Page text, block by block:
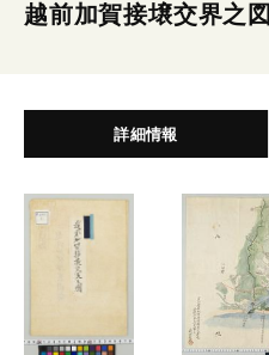
越前加賀接壌交界之図
詳細情報